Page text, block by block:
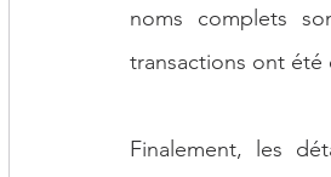
noms complets
transactions ont été
Finalement, les